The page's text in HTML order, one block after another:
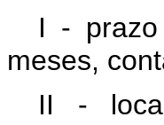
I -
meses,
II -